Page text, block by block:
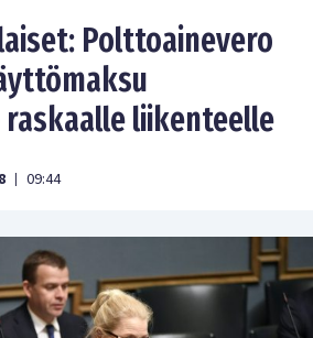
Polttoainevero
liikenteelle
| 09:44